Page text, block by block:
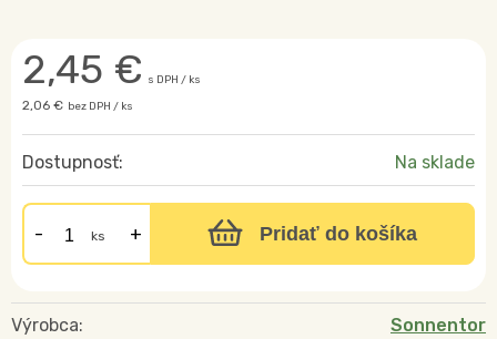
2,45 € s DPH / ks
2,06 € bez DPH / ks
Dostupnosť: Na sklade
ks Pridať do košíka
Výrobca: Sonnentor